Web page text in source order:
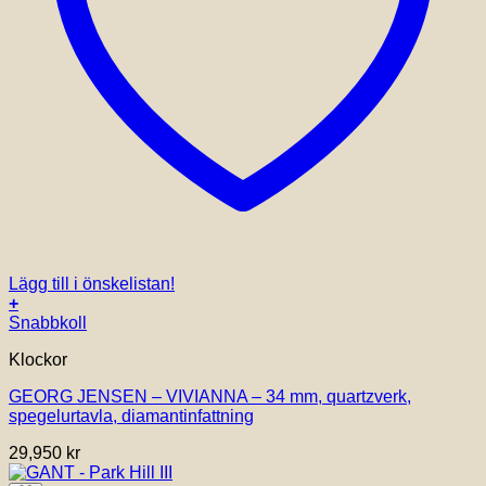
Lägg till i önskelistan!
+
Den
produkten
flera
varianter.
olika
alternativen
Snabbkoll
Klockor
GEORG JENSEN – VIVIANNA – 34 mm, quartzverk,
spegelurtavla, diamantinfattning
29,950 kr